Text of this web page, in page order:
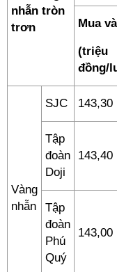
nhẫn tròn
trơn
Mua
(triệu
đồng/
Vàng
nhẫn
SJC 143,30
Tập
đoàn
Doji
143,40
Tập
đoàn
Phú
Quý
143,00